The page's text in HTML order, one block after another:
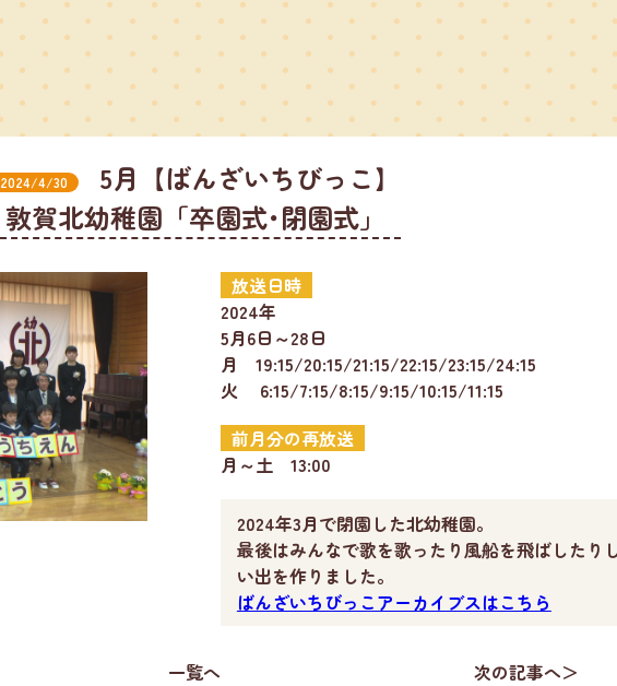
2024/4/30
5月【ばんざいちびっこ】
敦賀北幼稚園「卒園式･閉園式」
放送日時
2024年
5月6日～28日
月 19:15/20:15/21:15/22:15/23:15/24:15
火 6:15/7:15/8:15/9:15/10:15/11:15
前月分の再放送
月～土 13:00
2024年3月で閉園した北幼稚園。
最後はみんなで歌を歌ったり風船を飛ばしたり
い出を作りました。
ばんざいちびっこアーカイブスはこちら
一覧へ 次の記事へ＞